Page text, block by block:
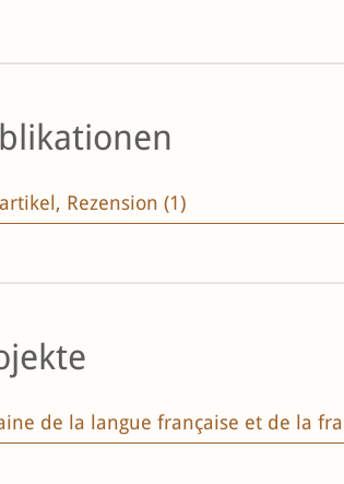
Rezension (1)
de la langue française et de la